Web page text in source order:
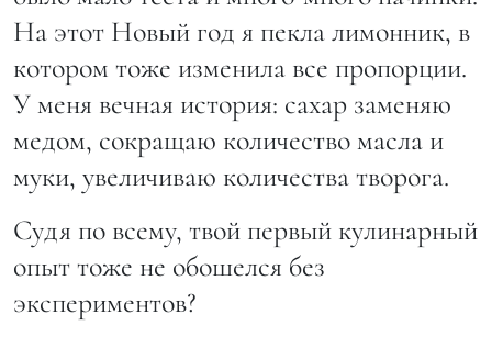
На этот Новый год я пекла лимонник, в
котором тоже изменила все пропорции.
У меня вечная история: сахар заменяю
медом, сокращаю количество масла и
муки, увеличиваю количества творога.
Судя по всему, твой первый кулинарный
опыт тоже не обошелся без
экспериментов?